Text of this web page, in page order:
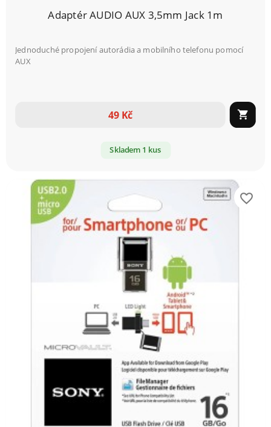
Adaptér AUDIO AUX 3,5mm Jack 1m
Jednoduché propojení autorádia a mobilního telefonu pomocí
AUX
49 Kč 
Skladem 1 kus
favorite_border